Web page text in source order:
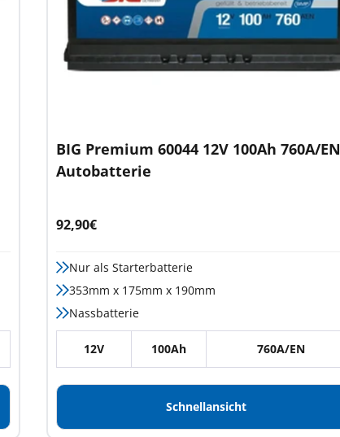
BIG Premium 60044 12V 100Ah 760A/EN
Autobatterie
Angebotspreis
92,90€
Nur als Starterbatterie
353mm x 175mm x 190mm
Nassbatterie
12V 100Ah 760A/EN
Schnellansicht